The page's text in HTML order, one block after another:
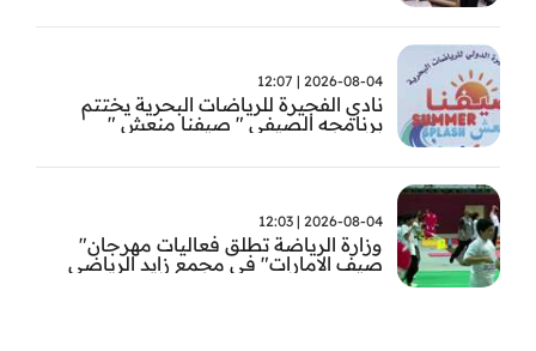
2026-08-04 | 12:07
نادي الفجيرة للرياضات البحرية يختتم
برنامجه الصيفي " صيفنا منعش "
2026-08-04 | 12:03
وزارة الرياضة تطلق فعاليات مهرجان"
صيف الامارات" في مجمع زايد الرياضي